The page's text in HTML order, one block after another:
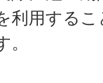
利用する
。